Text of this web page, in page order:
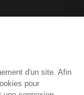
d'un site. Afin
pour